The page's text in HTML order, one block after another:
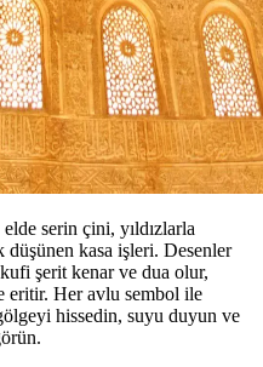
serin çini, yıldızlarla
kasa işleri. Desenler
şerit kenar ve dua olur,
eritir. Her avlu sembol ile
hissedin, suyu duyun ve